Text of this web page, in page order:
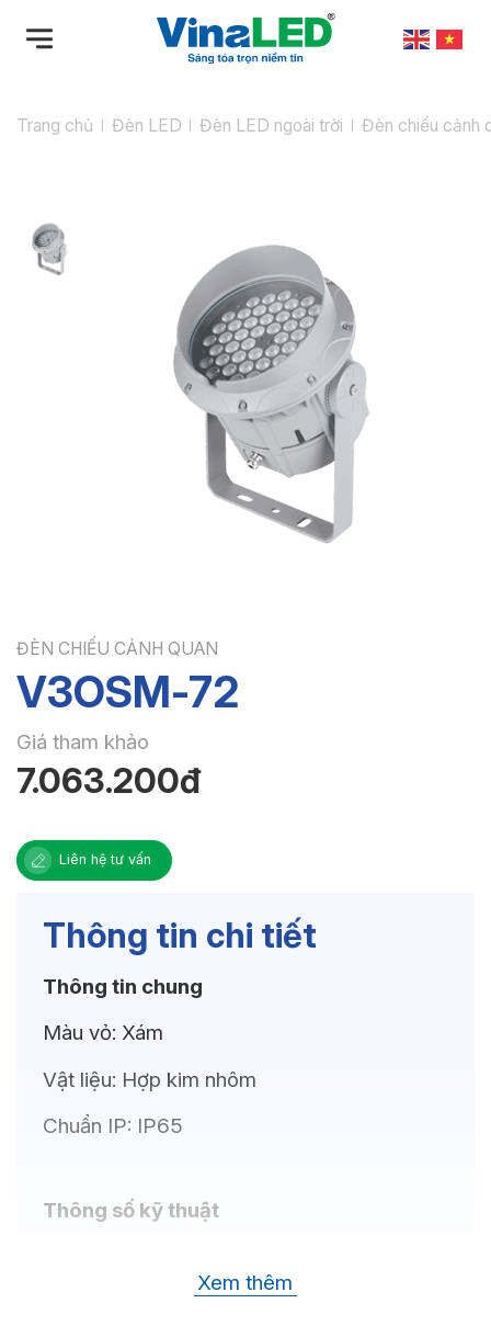
qua
dungTrang chủ Đèn LED Đèn LED ngoài trời Đèn chiếu cảnh
ĐÈN CHIẾU CẢNH QUAN
V3OSM-72
Giá tham khảo
7.063.200đ
Liên hệ tư vấn
Thông tin chi tiết
Thông tin chung
Màu vỏ: Xám
Vật liệu: Hợp kim nhôm
Chuẩn IP: IP65
Thông số kỹ thuật
Xanh dương, Xanh lá, Đỏ,
Xem thêm